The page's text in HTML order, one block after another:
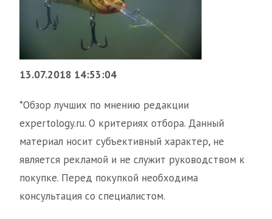
13.07.2018 14:53:04
*Обзор лучших по мнению редакции
expertology.ru. О критериях отбора. Данный
материал носит субъективный характер, не
является рекламой и не служит руководством к
покупке. Перед покупкой необходима
консультация со специалистом.